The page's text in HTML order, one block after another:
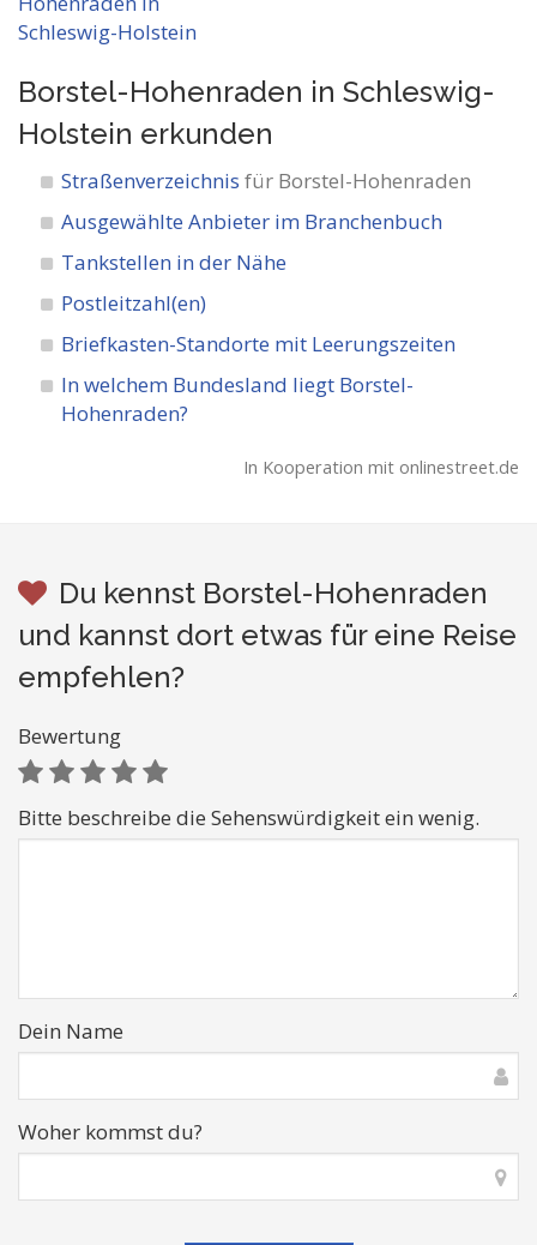
Borstel-Hohenraden in Schleswig-
Holstein erkunden
Straßenverzeichnis für Borstel-Hohenraden
Ausgewählte Anbieter im Branchenbuch
Tankstellen in der Nähe
Postleitzahl(en)
Briefkasten-Standorte mit Leerungszeiten
In welchem Bundesland liegt Borstel-
Hohenraden?
In Kooperation mit onlinestreet.de
Du kennst Borstel-Hohenraden
und kannst dort etwas für eine Reise
empfehlen?
Bewertung
Bitte beschreibe die Sehenswürdigkeit ein wenig.
Dein Name
Woher kommst du?